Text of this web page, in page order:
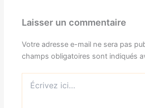
Laisser un commentaire
Votre adresse e-mail ne sera pas
champs obligatoires sont indiqués
ici…